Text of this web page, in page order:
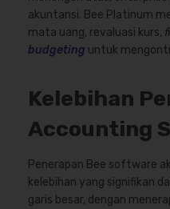
akuntansi. Bee Platinum
mata uang, revaluasi kurs,
budgeting untuk
Kelebihan
Accounting
Penerapan Bee software
kelebihan yang signifikan
garis besar, dengan